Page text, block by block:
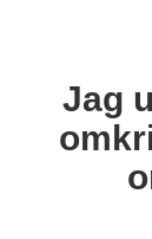
Jag